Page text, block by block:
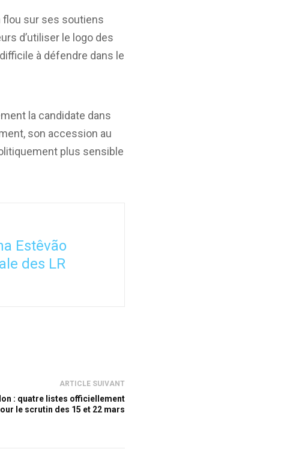
flou sur ses soutiens
d’utiliser le logo des
à défendre dans le
la candidate dans
son accession au
plus sensible
Estêvão
des LR
ARTICLE SUIVANT
: quatre listes officiellement
le scrutin des 15 et 22 mars